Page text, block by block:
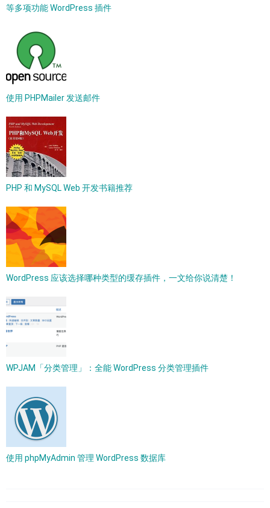
等多项功能 WordPress 插件
使用 PHPMailer 发送邮件
PHP 和 MySQL Web 开发书籍推荐
WordPress 应该选择哪种类型的缓存插件，一文给你说清楚！
WPJAM「分类管理」：全能 WordPress 分类管理插件
使用 phpMyAdmin 管理 WordPress 数据库